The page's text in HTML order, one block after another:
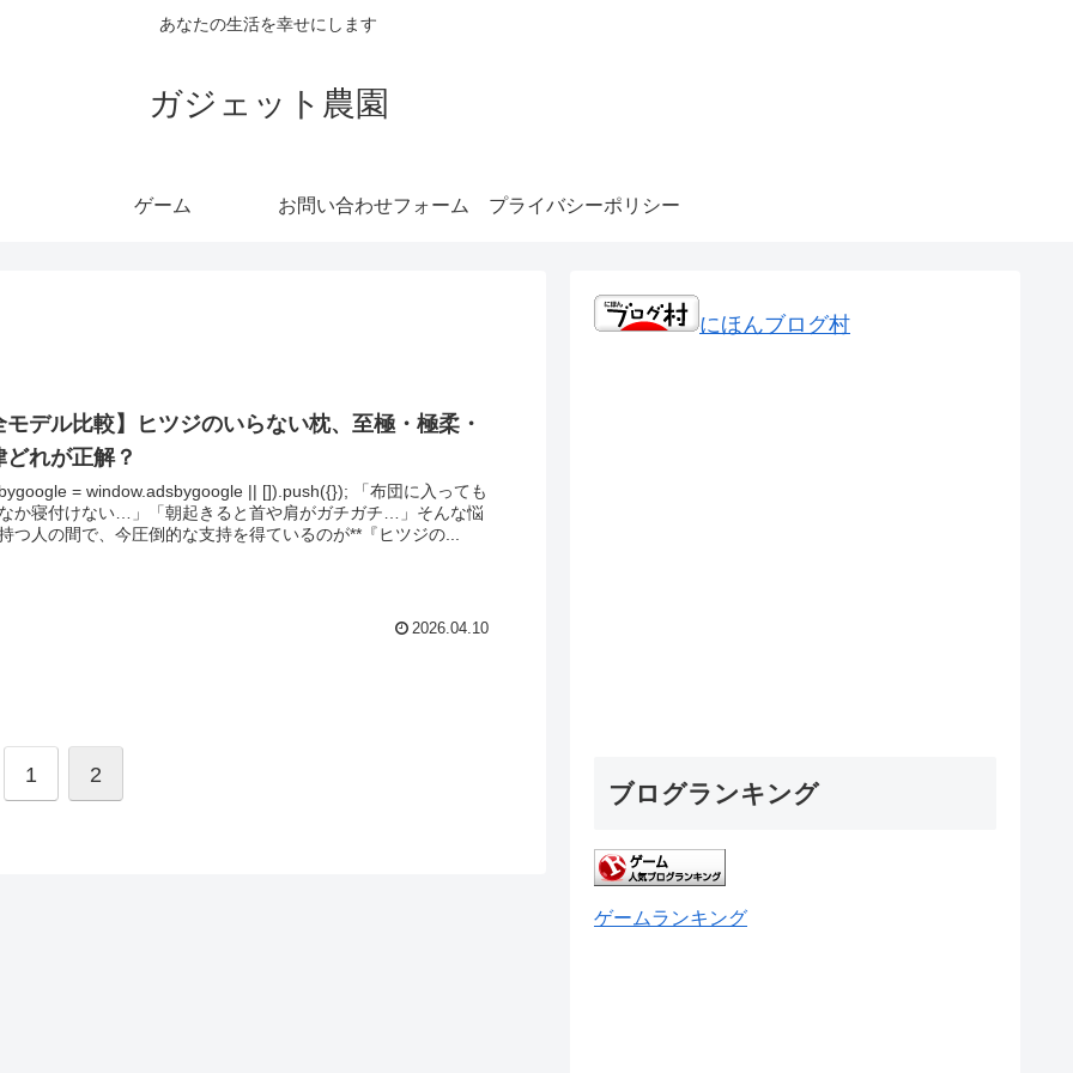
あなたの生活を幸せにします
ガジェット農園
ゲーム お問い合わせフォーム プライバシーポリシー
モデル比較】ヒツジのいらない枕、至極・極柔・
どれが正解？
= window.adsbygoogle || []).push({}); 「布団に入っても
か寝付けない…」「朝起きると首や肩がガチガチ…」そんな悩
つ人の間で、今圧倒的な支持を得ているのが**『ヒツジの...
2026.04.10
1 2
にほんブログ村
ブログランキング
ゲームランキング